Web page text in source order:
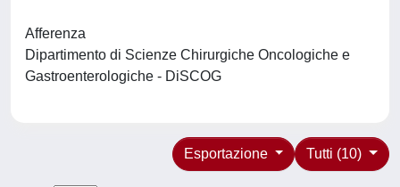
Afferenza
Dipartimento di Scienze Chirurgiche Oncologiche e
Gastroenterologiche - DiSCOG
Tutti (10)
Esportazione